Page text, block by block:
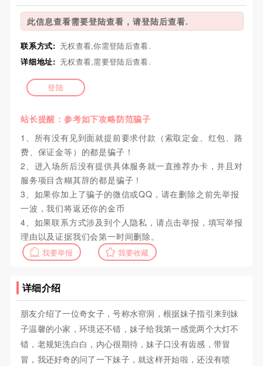
此信息查看需要登陆查看，请登陆后查看.
联系方式: 无权查看,你需登陆后查看.
详细地址: 无权查看,需要登陆后查看.
登陆
站长提醒：参考如下攻略防范骗子
1、所有没有见到面就提前要求付款（索取定金、红包、路
费、保证金等）的都是骗子！
2、进入场所后没有提供具体服务就一直推荐办卡，并且对
服务项目含糊其辞的都是骗子！
3、如果你加上了骗子的微信或QQ，请在删除之前先举报
一波，我们将返还你的金币
4、如果联系方式涉及到个人隐私，请点击举报，填写举报
理由以及证据我们会第一时间删除。
我要举报 我要收藏
详细介绍
朋友介绍了一位奇女子，号称水帘洞，根据妹子指引来到妹
子温馨的小家，环境还不错，妹子给我第一感觉两个大灯不
错，老规矩洗白白，内心很期待，妹子口没有齿感，带冒
冒，我还好奇的问了一下妹子，就这样开始啦，还没有喷